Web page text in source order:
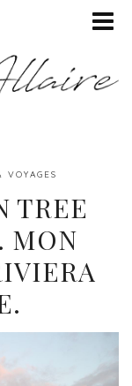
VOYAGES
TREE
MON